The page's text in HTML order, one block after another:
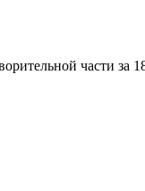
части за